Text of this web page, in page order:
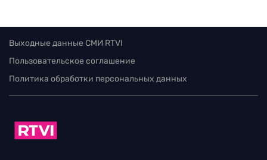
Выходные данные СМИ RTVI
Пользовательское соглашение
Политика обработки персональных данных